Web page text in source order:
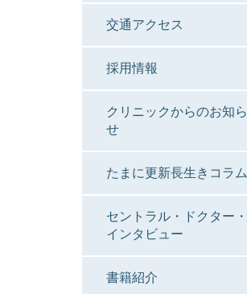
交通アクセス
採用情報
クリニックからのお知ら
せ
たまに更新長生きコラム
セントラル・ドクター・
インタビュー
書籍紹介